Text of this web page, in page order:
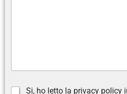
C
Si, ho letto la privacy policy